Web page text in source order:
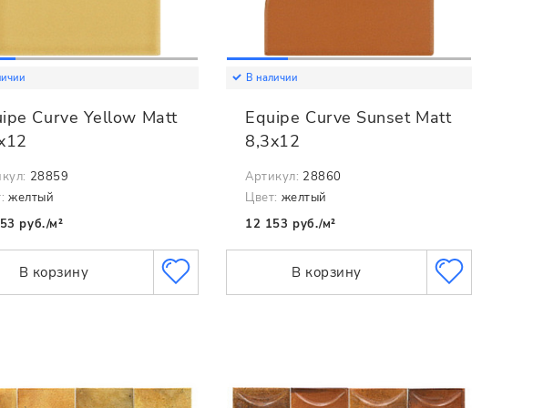
Curve Yellow Matt
28859
желтый
руб./м²
В корзину
В наличии
Equipe Curve Sunset Matt
8,3x12
Артикул: 28860
Цвет: желтый
12 153 руб./м²
В корзину